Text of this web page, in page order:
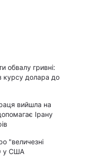
обвалу гривні:
курсу долара до
вийшла на
Ірану
"величезні
у США